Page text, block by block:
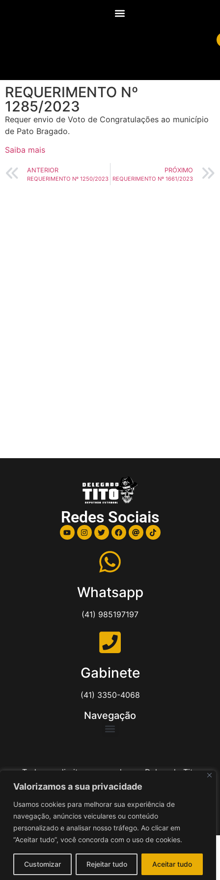
Valorizamos a sua privacidade
Usamos cookies para melhorar sua experiência de
navegação, anúncios veiculares ou conteúdo
personalizado e analisar nosso tráfego. Ao clicar em
“Aceitar tudo”, você concorda com o uso de cookies.
Customizar Rejeitar tudo Aceitar tudo
REQUERIMENTO Nº
1285/2023
Requer envio de Voto de Congratulações ao município
de Pato Bragado.
Saiba mais
ANTERIOR
REQUERIMENTO Nº 1250/2023
PRÓXIMO
REQUERIMENTO Nº 1661/2023
Redes Sociais
Whatsapp
(41) 985197197
Gabinete
(41) 3350-4068
Navegação
Todos os direitos reservados ao Delegado Tito
Barichello
Desenvolvido poriv3